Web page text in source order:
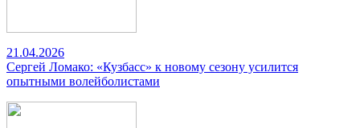
21.04.2026
Сергей Ломако: «Кузбасс» к новому сезону усилится
опытными волейболистами